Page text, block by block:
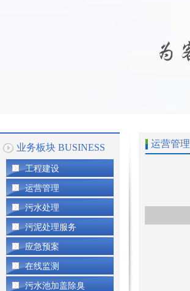
业务板块 BUSINESS
工程建设
运营管理
污水处理
污泥处理服务
应急预案
在线监测
污水池加盖除臭
运营管理